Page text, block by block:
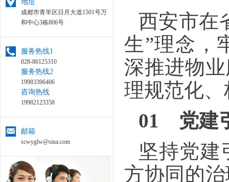
地址
成都市青羊区日月大道1501号万
和中心3栋806号
服务热线1
028-86125310
服务热线2
19983396406
咨询热线
19982123358
邮箱
scwyglw@sina.com
西安市在
生”理念，
深推进物
理规范化
01 党建
坚持党建
方协同的